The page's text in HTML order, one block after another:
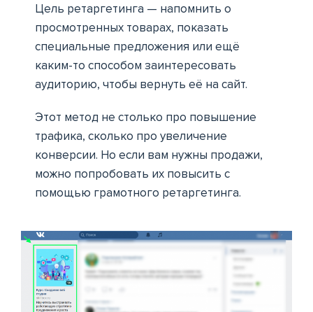
Цель ретаргетинга — напомнить о
просмотренных товарах, показать
специальные предложения или ещё
каким-то способом заинтересовать
аудиторию, чтобы вернуть её на сайт.
Этот метод не столько про повышение
трафика, сколько про увеличение
конверсии. Но если вам нужны продажи,
можно попробовать их повысить с
помощью грамотного ретаргетинга.